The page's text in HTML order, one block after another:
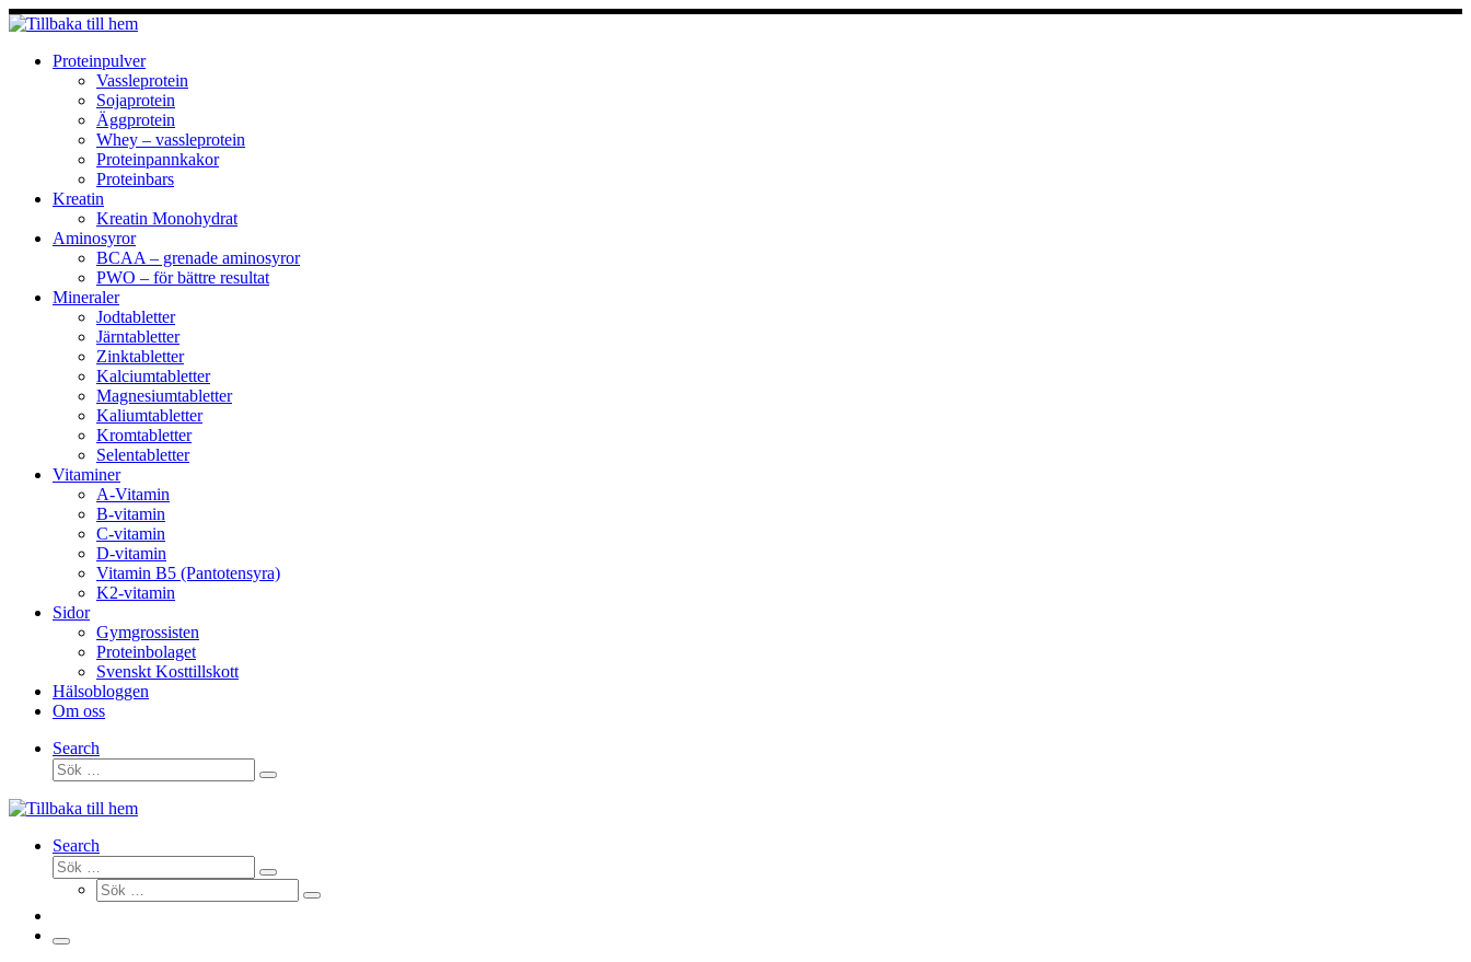
Hoppa
till
innehållProteinpulver
Vassleprotein
Sojaprotein
Äggprotein
Whey – vassleprotein
Proteinpannkakor
Proteinbars
Kreatin
Kreatin Monohydrat
Aminosyror
BCAA – grenade aminosyror
PWO – för bättre resultat
Mineraler
Jodtabletter
Järntabletter
Zinktabletter
Kalciumtabletter
Magnesiumtabletter
Kaliumtabletter
Kromtabletter
Selentabletter
Vitaminer
A-Vitamin
B-vitamin
C-vitamin
D-vitamin
Vitamin B5 (Pantotensyra)
K2-vitamin
Sidor
Gymgrossisten
Proteinbolaget
Svenskt Kosttillskott
Hälsobloggen
Om oss
Search
Sök
Sök
Search
Sök
Sök
Sök
Sök
Meny